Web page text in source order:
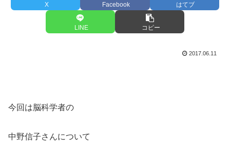
X Facebook はてブ
LINE コピー
2017.06.11
今回は脳科学者の
中野信子さんについて